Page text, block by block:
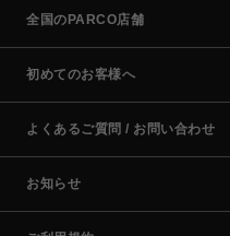
全国のPARCO店舗
初めてのお客様へ
よくあるご質問 / お問い合わせ
お知らせ